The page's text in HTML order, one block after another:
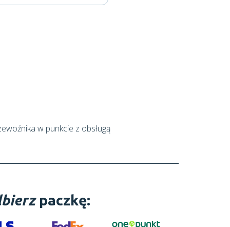
w punkcie z obsługą
paczkę: